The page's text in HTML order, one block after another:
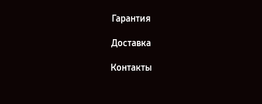
Гарантия
Доставка
Контакты